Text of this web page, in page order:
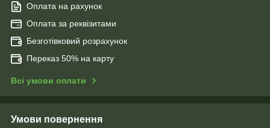
Оплата на рахунок
Оплата за реквізитами
Безготівковий розрахунок
Переказ 50% на карту
Всі умови оплати
Умови повернення